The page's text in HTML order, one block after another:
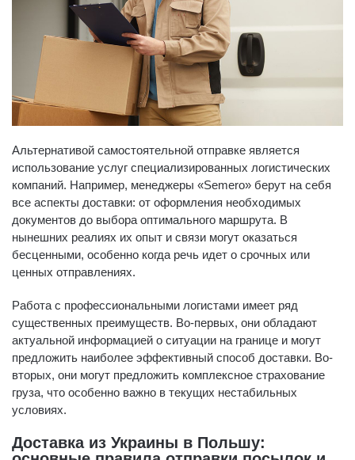
Альтернативой самостоятельной отправке является
использование услуг специализированных логистических
компаний. Например, менеджеры «Semero» берут на себя
все аспекты доставки: от оформления необходимых
документов до выбора оптимального маршрута. В
нынешних реалиях их опыт и связи могут оказаться
бесценными, особенно когда речь идет о срочных или
ценных отправлениях.
Работа с профессиональными логистами имеет ряд
существенных преимуществ. Во-первых, они обладают
актуальной информацией о ситуации на границе и могут
предложить наиболее эффективный способ доставки. Во-
вторых, они могут предложить комплексное страхование
груза, что особенно важно в текущих нестабильных
условиях.
Доставка из Украины в Польшу: